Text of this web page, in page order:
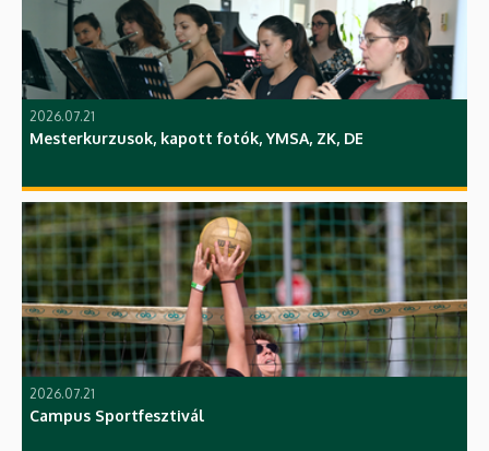
2026.07.21
Mesterkurzusok, kapott fotók, YMSA, ZK, DE
2026.07.21
Campus Sportfesztivál